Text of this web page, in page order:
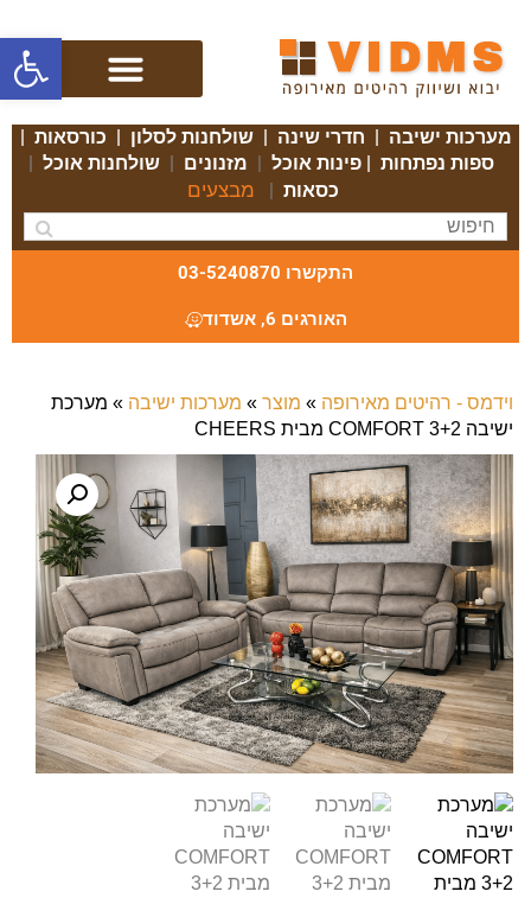
פתח
מערכות ישיבה | חדרי שינה |שולחנות לסלון | כורסאות |
ספות נפתחות |פינות אוכל | מזנונים |שולחנות אוכל |
כסאות | מבצעים
התקשרו 03-5240870
האורגים 6, אשדוד
וידמס - רהיטים מאירופה » מוצר » מערכות ישיבה » מערכת
ישיבה COMFORT 3+2 מבית CHEERS